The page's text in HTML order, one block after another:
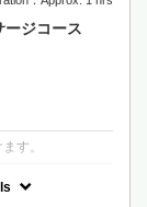
ージコース
す。